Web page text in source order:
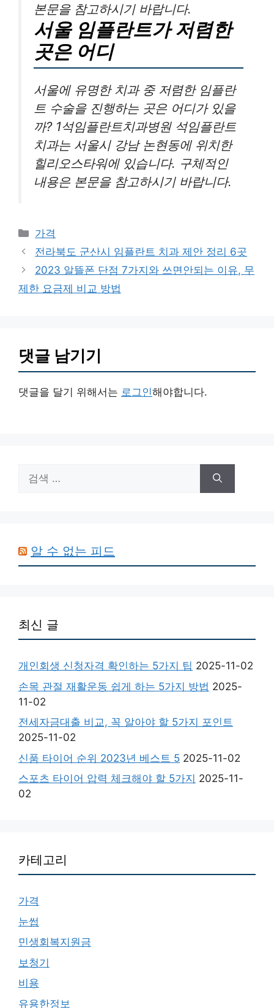
본문을 참고하시기 바랍니다.
서울 임플란트가 저렴한
곳은 어디
서울에 유명한 치과 중 저렴한 임플란
트 수술을 진행하는 곳은 어디가 있을
까? 1석임플란트치과병원 석임플란트
치과는 서울시 강남 논현동에 위치한
힐리오스타워에 있습니다. 구체적인
내용은 본문을 참고하시기 바랍니다.
카
테
리
가격
전라북도 군산시 임플란트 치과 제안 정리 6곳
2023 알뜰폰 단점 7가지와 쓰면안되는 이유, 무
제한 요금제 비교 방법
댓글 남기기
댓글을 달기 위해서는 로그인해야합니다.
색:
알 수 없는 피드
최신 글
개인회생 신청자격 확인하는 5가지 팁 2025-11-02
손목 관절 재활운동 쉽게 하는 5가지 방법 2025-
11-02
전세자금대출 비교, 꼭 알아야 할 5가지 포인트
2025-11-02
신품 타이어 순위 2023년 베스트 5 2025-11-02
스포츠 타이어 압력 체크해야 할 5가지 2025-11-
02
카테고리
가격
눈썹
민생회복지원금
보청기
비용
유용한정보